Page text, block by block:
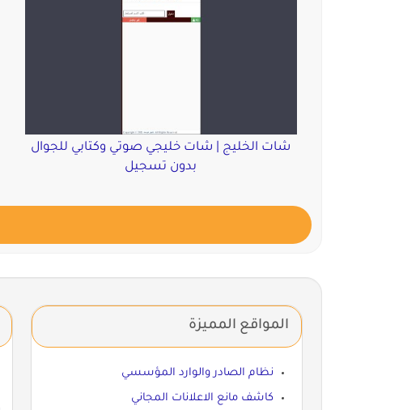
شات الخليج | شات خليجي صوتي وكتابي للجوال
بدون تسجيل
المواقع المميزة
نظام الصادر والوارد المؤسسي
كاشف مانع الاعلانات المجاني